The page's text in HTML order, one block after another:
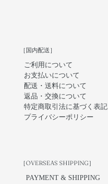
［国内配送］
ご利用について
お支払いについて
配送・送料について
返品・交換について
特定商取引法に基づく表記
プライバシーポリシー
［OVERSEAS SHIPPING］
PAYMENT & SHIPPING